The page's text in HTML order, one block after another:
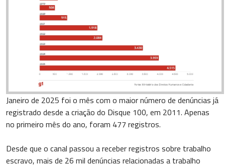
Janeiro de 2025 foi o mês com o maior número de denúncias já
registrado desde a criação do Disque 100, em 2011. Apenas
no primeiro mês do ano, foram 477 registros.
Desde que o canal passou a receber registros sobre trabalho
escravo, mais de 26 mil denúncias relacionadas a trabalho